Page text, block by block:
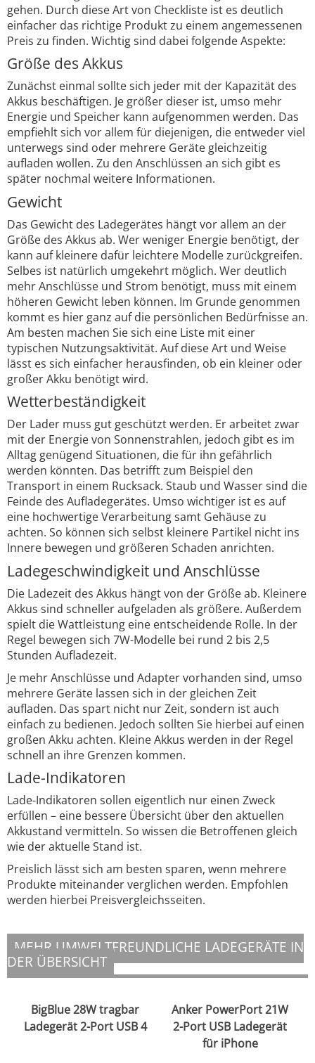
gehen. Durch diese Art von Checkliste ist es deutlich
einfacher das richtige Produkt zu einem angemessenen
Preis zu finden. Wichtig sind dabei folgende Aspekte:
Größe des Akkus
Zunächst einmal sollte sich jeder mit der Kapazität des
Akkus beschäftigen. Je größer dieser ist, umso mehr
Energie und Speicher kann aufgenommen werden. Das
empfiehlt sich vor allem für diejenigen, die entweder viel
unterwegs sind oder mehrere Geräte gleichzeitig
aufladen wollen. Zu den Anschlüssen an sich gibt es
später nochmal weitere Informationen.
Gewicht
Das Gewicht des Ladegerätes hängt vor allem an der
Größe des Akkus ab. Wer weniger Energie benötigt, der
kann auf kleinere dafür leichtere Modelle zurückgreifen.
Selbes ist natürlich umgekehrt möglich. Wer deutlich
mehr Anschlüsse und Strom benötigt, muss mit einem
höheren Gewicht leben können. Im Grunde genommen
kommt es hier ganz auf die persönlichen Bedürfnisse an.
Am besten machen Sie sich eine Liste mit einer
typischen Nutzungsaktivität. Auf diese Art und Weise
lässt es sich einfacher herausfinden, ob ein kleiner oder
großer Akku benötigt wird.
Wetterbeständigkeit
Der Lader muss gut geschützt werden. Er arbeitet zwar
mit der Energie von Sonnenstrahlen, jedoch gibt es im
Alltag genügend Situationen, die für ihn gefährlich
werden könnten. Das betrifft zum Beispiel den
Transport in einem Rucksack. Staub und Wasser sind die
Feinde des Aufladegerätes. Umso wichtiger ist es auf
eine hochwertige Verarbeitung samt Gehäuse zu
achten. So können sich selbst kleinere Partikel nicht ins
Innere bewegen und größeren Schaden anrichten.
Ladegeschwindigkeit und Anschlüsse
Die Ladezeit des Akkus hängt von der Größe ab. Kleinere
Akkus sind schneller aufgeladen als größere. Außerdem
spielt die Wattleistung eine entscheidende Rolle. In der
Regel bewegen sich 7W-Modelle bei rund 2 bis 2,5
Stunden Aufladezeit.
Je mehr Anschlüsse und Adapter vorhanden sind, umso
mehrere Geräte lassen sich in der gleichen Zeit
aufladen. Das spart nicht nur Zeit, sondern ist auch
einfach zu bedienen. Jedoch sollten Sie hierbei auf einen
großen Akku achten. Kleine Akkus werden in der Regel
schnell an ihre Grenzen kommen.
Lade-Indikatoren
Lade-Indikatoren sollen eigentlich nur einen Zweck
erfüllen – eine bessere Übersicht über den aktuellen
Akkustand vermitteln. So wissen die Betroffenen gleich
wie der aktuelle Stand ist.
Preislich lässt sich am besten sparen, wenn mehrere
Produkte miteinander verglichen werden. Empfohlen
werden hierbei Preisvergleichsseiten.
MEHR UMWELTFREUNDLICHE LADEGERÄTE IN
DER ÜBERSICHT
BigBlue 28W tragbar
Ladegerät 2-Port USB 4
Anker PowerPort 21W
2-Port USB Ladegerät
für iPhone